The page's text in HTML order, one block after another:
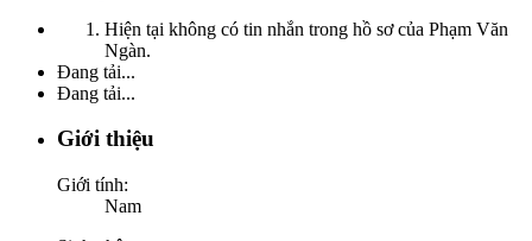
Hiện tại không có tin nhắn trong hồ sơ của Phạm Văn
Ngàn.
Đang tải...
Đang tải...
Giới thiệu
Giới tính:
Nam